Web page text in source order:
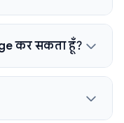
कर सकता हूँ?